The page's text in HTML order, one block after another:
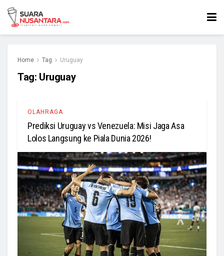
Home Tag Uruguay
Tag: Uruguay
OLAHRAGA
Prediksi Uruguay vs Venezuela: Misi Jaga Asa
Lolos Langsung ke Piala Dunia 2026!